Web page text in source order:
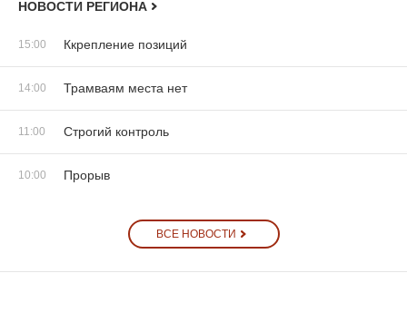
НОВОСТИ РЕГИОНА
15:00 Ккрепление позиций
14:00 Трамваям места нет
11:00 Строгий контроль
10:00 Прорыв
ВСЕ НОВОСТИ